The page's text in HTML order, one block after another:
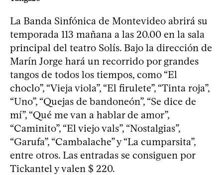
La Banda Sinfónica de Montevideo abrirá su
temporada 113 mañana a las 20.00 en la sala
principal del teatro Solís. Bajo la dirección de
Marín Jorge hará un recorrido por grandes
tangos de todos los tiempos, como “El
choclo”, “Vieja viola”, “El firulete”, “Tinta roja”,
“Uno”, “Quejas de bandoneón”, “Se dice de
mí”, “Qué me van a hablar de amor”,
“Caminito”, “El viejo vals”, “Nostalgias”,
“Garufa”, “Cambalache” y “La cumparsita”,
entre otros. Las entradas se consiguen por
Tickantel y valen $ 220.